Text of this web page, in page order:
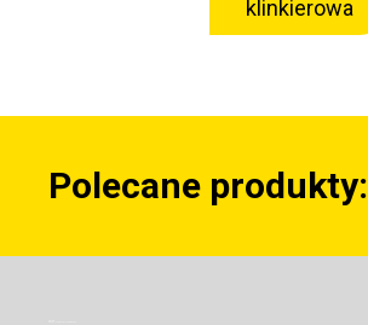
klinkierowa
Polecane produkty: